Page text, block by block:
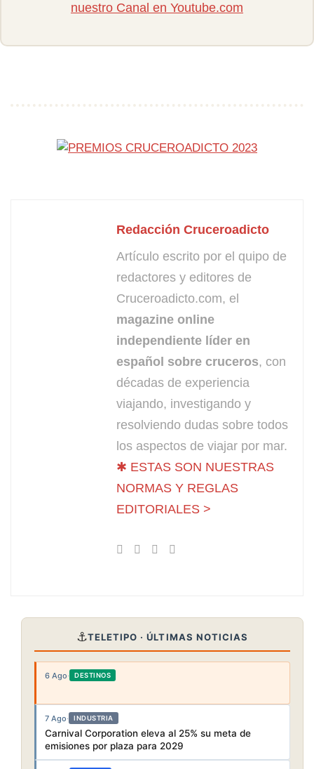
nuestro Canal en Youtube.com
Redacción Cruceroadicto
Artículo escrito por el quipo de
redactores y editores de
Cruceroadicto.com, el
magazine online
independiente líder en
español sobre cruceros, con
décadas de experiencia
viajando, investigando y
resolviendo dudas sobre todos
los aspectos de viajar por mar.
✱ ESTAS SON NUESTRAS
NORMAS Y REGLAS
EDITORIALES >
⚓TELETIPO · ÚLTIMAS NOTICIAS
6 Ago· DESTINOS
7 Ago· INDUSTRIA
Carnival Corporation eleva al 25% su meta de
emisiones por plaza para 2029